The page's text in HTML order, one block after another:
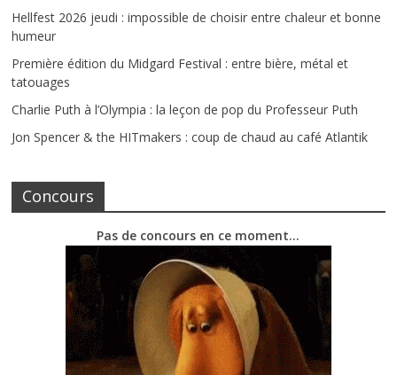
Hellfest 2026 jeudi : impossible de choisir entre chaleur et bonne
humeur
Première édition du Midgard Festival : entre bière, métal et
tatouages
Charlie Puth à l’Olympia : la leçon de pop du Professeur Puth
Jon Spencer & the HITmakers : coup de chaud au café Atlantik
Concours
Pas de concours en ce moment…